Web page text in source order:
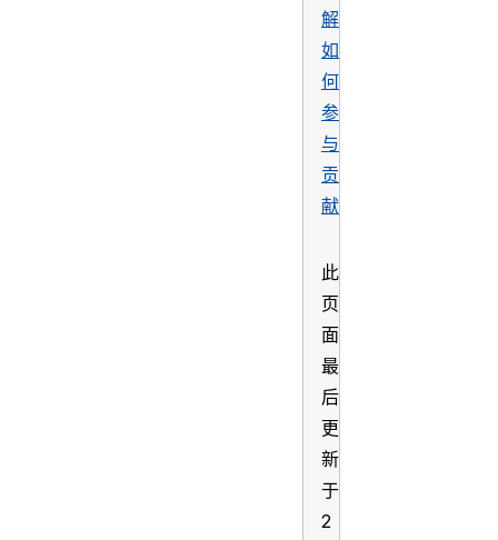
解
如
何
参
与
贡
献
此
页
面
最
后
更
新
于
2